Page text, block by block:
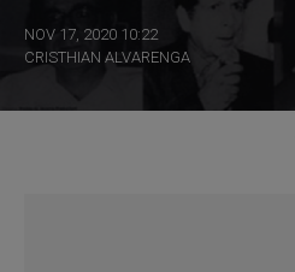
NOV 17, 2020 10:22
CRISTHIAN ALVARENGA